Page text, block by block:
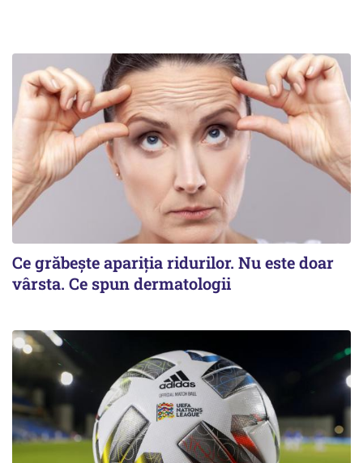
Ce grăbește apariția ridurilor. Nu este doar
vârsta. Ce spun dermatologii